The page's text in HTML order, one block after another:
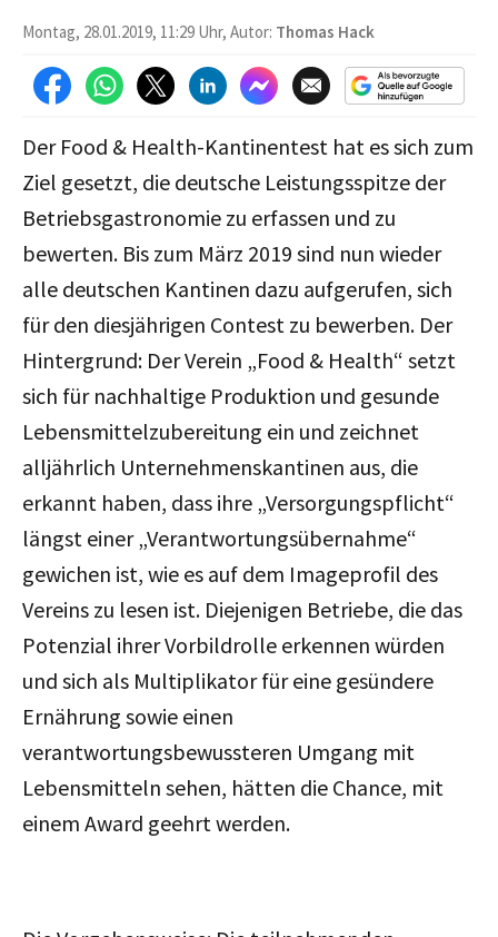
Montag, 28.01.2019, 11:29 Uhr, Autor: Thomas Hack
Der Food & Health-Kantinentest hat es sich zum
Ziel gesetzt, die deutsche Leistungsspitze der
Betriebsgastronomie zu erfassen und zu
bewerten. Bis zum März 2019 sind nun wieder
alle deutschen Kantinen dazu aufgerufen, sich
für den diesjährigen Contest zu bewerben. Der
Hintergrund: Der Verein „Food & Health“ setzt
sich für nachhaltige Produktion und gesunde
Lebensmittelzubereitung ein und zeichnet
alljährlich Unternehmenskantinen aus, die
erkannt haben, dass ihre „Versorgungspflicht“
längst einer „Verantwortungsübernahme“
gewichen ist, wie es auf dem Imageprofil des
Vereins zu lesen ist. Diejenigen Betriebe, die das
Potenzial ihrer Vorbildrolle erkennen würden
und sich als Multiplikator für eine gesündere
Ernährung sowie einen
verantwortungsbewussteren Umgang mit
Lebensmitteln sehen, hätten die Chance, mit
einem Award geehrt werden.